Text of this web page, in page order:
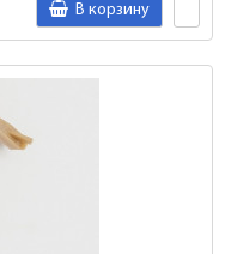
В корзину